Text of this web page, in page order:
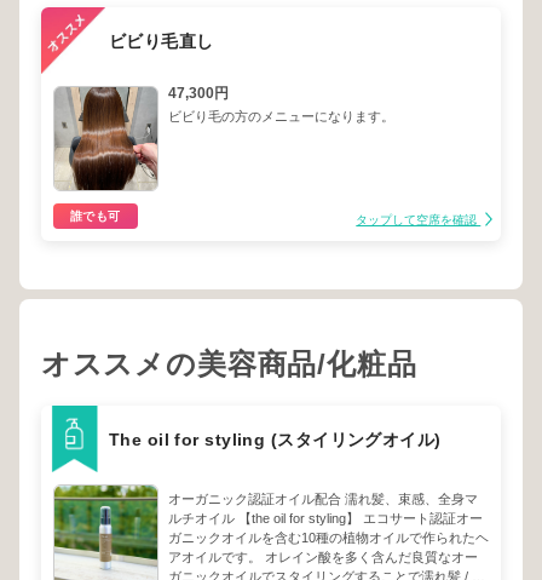
ビビり毛直し
47,300円
ビビり毛の方のメニューになります。
誰でも可 タップして空席を確認
オススメの美容商品/化粧品
The oil for styling (スタイリングオイル)
オーガニック認証オイル配合 濡れ髪、束感、全身マ
ルチオイル 【the oil for styling】 エコサート認証オー
ガニックオイルを含む10種の植物オイルで作られたヘ
アオイルです。 オレイン酸を多く含んだ良質なオー
ガニックオイルでスタイリングすることで濡れ髪 / 束